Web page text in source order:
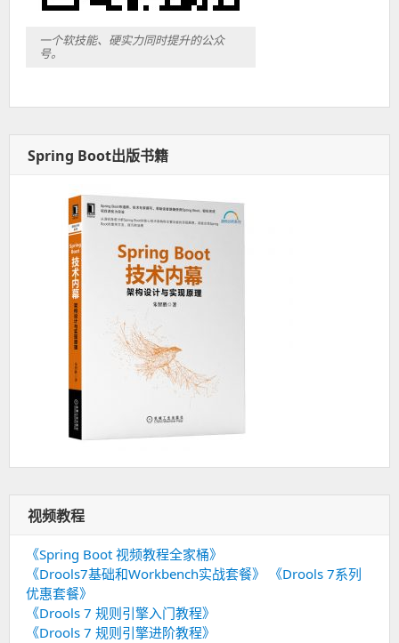
一个软技能、硬实力同时提升的公众
号。
Spring Boot出版书籍
视频教程
《Spring Boot 视频教程全家桶》
《Drools7基础和Workbench实战套餐》
《Drools 7系列
优惠套餐》
《Drools 7 规则引擎入门教程》
《Drools 7 规则引擎进阶教程》